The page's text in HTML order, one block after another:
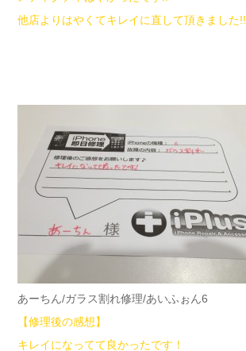
他店よりはやくてキレイに直して頂きました!!
あーちん/ガラス割れ修理/あいふぉん6
【修理後の感想】
キレイになってて良かったです！